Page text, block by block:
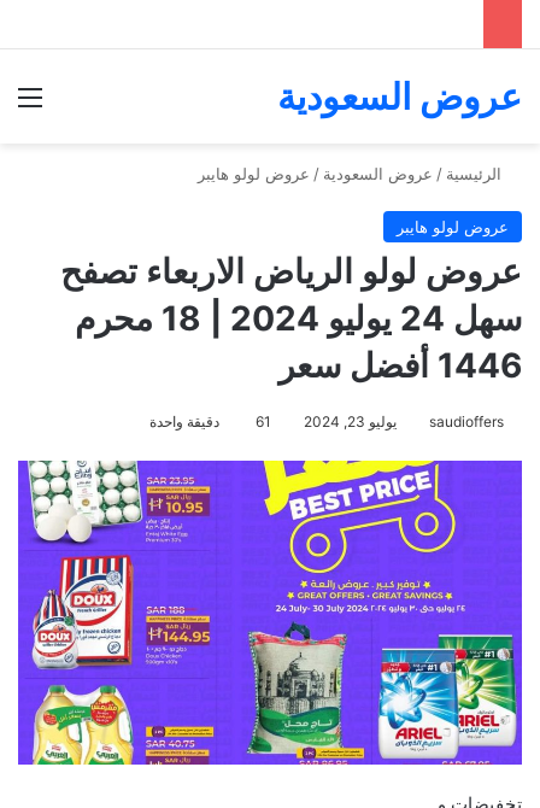
عروض السعودية
الرئيسية / عروض السعودية / عروض لولو هايبر
عروض لولو هايبر
عروض لولو الرياض الاربعاء تصفح
سهل 24 يوليو 2024 | 18 محرم
1446 أفضل سعر
saudioffers يوليو 23, 2024 61 دقيقة واحدة